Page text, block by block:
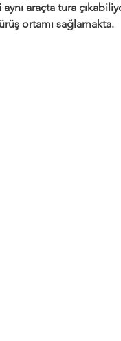
araçta tura
ortamı sağlamakta.